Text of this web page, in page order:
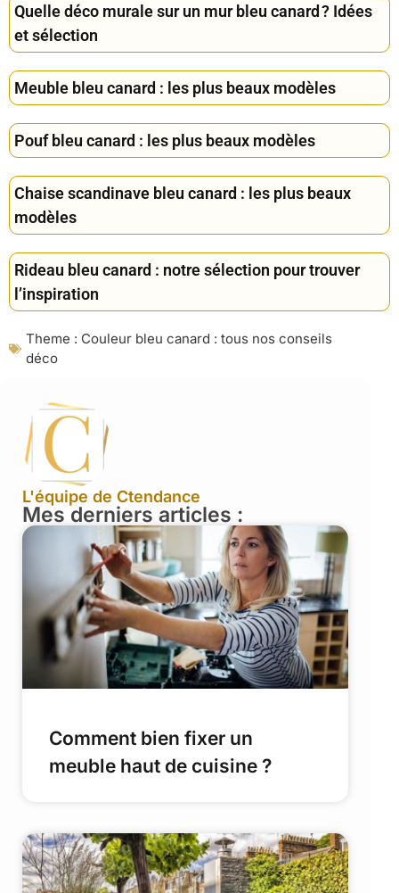
Quelle déco murale sur un mur bleu canard ? Idées
et sélection
Meuble bleu canard : les plus beaux modèles
Pouf bleu canard : les plus beaux modèles
Chaise scandinave bleu canard : les plus beaux
modèles
Rideau bleu canard : notre sélection pour trouver
l’inspiration
Theme : Couleur bleu canard : tous nos conseils
déco
L'équipe de Ctendance
Mes derniers articles :
Comment bien fixer un
meuble haut de cuisine ?